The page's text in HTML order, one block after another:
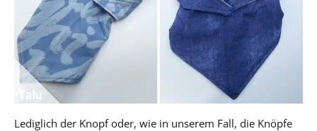
Lediglich der Knopf oder, wie in unserem Fall, die Knöpfe